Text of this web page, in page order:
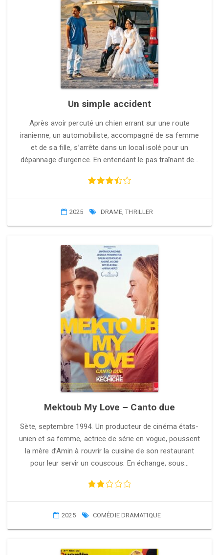
Un simple accident
Après avoir percuté un chien errant sur une route
iranienne, un automobiliste, accompagné de sa femme
et de sa fille, s’arrête dans un local isolé pour un
dépannage d’urgence. En entendant le pas traînant de…
2025 DRAME,THRILLER
Mektoub My Love – Canto due
Sète, septembre 1994. Un producteur de cinéma états-
unien et sa femme, actrice de série en vogue, poussent
la mère d’Amin à rouvrir la cuisine de son restaurant
pour leur servir un couscous. En échange, sous…
2025 COMÉDIE DRAMATIQUE